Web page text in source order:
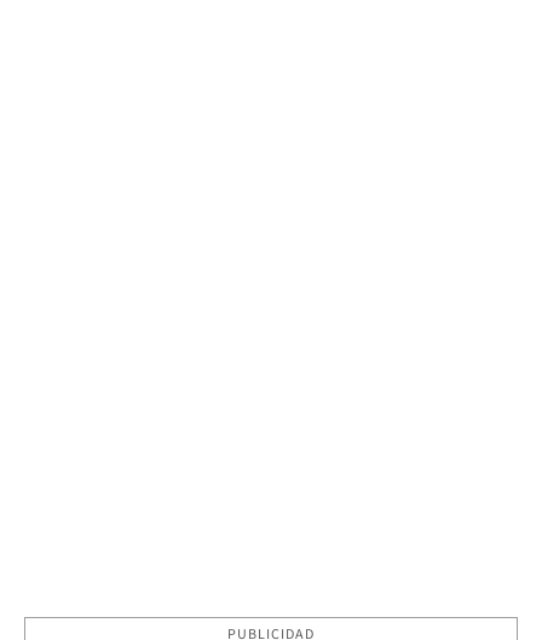
PUBLICIDAD